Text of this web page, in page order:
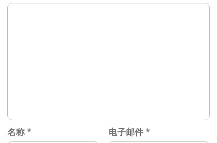
名称 * 电子邮件 *